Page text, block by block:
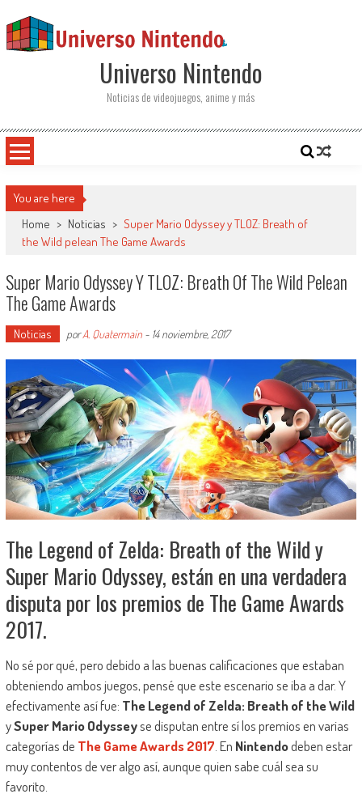
Universo Nintendo
Noticias de videojuegos, anime y más
You are here
Home > Noticias > Super Mario Odyssey y TLOZ: Breath of
the Wild pelean The Game Awards
Super Mario Odyssey Y TLOZ: Breath Of The Wild Pelean
The Game Awards
Noticias porA. Quatermain- 14 noviembre, 2017
The Legend of Zelda: Breath of the Wild y
Super Mario Odyssey, están en una verdadera
disputa por los premios de The Game Awards
2017.
No sé por qué, pero debido a las buenas calificaciones que estaban
obteniendo ambos juegos, pensé que este escenario se iba a dar. Y
efectivamente así fue: The Legend of Zelda: Breath of the Wild
ySuper Mario Odysseyse disputan entre sí los premios en varias
categorías de The Game Awards 2017 . En Nintendodeben estar
muy contentos de ver algo así, aunque quien sabe cuál sea su
favorito.